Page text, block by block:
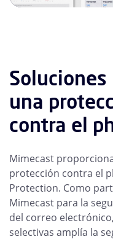
una
contra el
Mimecast
protección contra el
Protection. Como
Mimecast para la
del correo
selectivas amplía la